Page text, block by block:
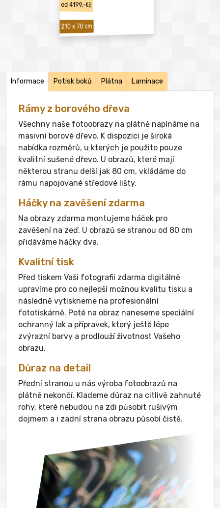
od 4199,-Kč
210 x 70 cm
Informace Potisk boků Plátna Laminace
Rámy z borového dřeva
Všechny naše fotoobrazy na plátně napínáme na
masivní borové dřevo. K dispozici je široká
nabídka rozměrů, u kterých je použito pouze
kvalitní sušené dřevo. U obrazů, které mají
některou stranu delší jak 80 cm, vkládáme do
rámu napojované středové lišty.
Háčky na zavěšení zdarma
Na obrazy zdarma montujeme háček pro
zavěšení na zeď. U obrazů se stranou od 80 cm
přidáváme háčky dva.
Kvalitní tisk
Před tiskem Vaši fotografii zdarma digitálně
upravíme pro co nejlepší možnou kvalitu tisku a
následně vytiskneme na profesionální
fototiskárně. Poté na obraz naneseme speciální
ochranný lak a přípravek, který ještě lépe
zvýrazní barvy a prodlouží životnost Vašeho
obrazu.
Důraz na detail
Přední stranou u nás výroba fotoobrazů na
plátně nekončí. Klademe důraz na citlivě zahnuté
rohy, které nebudou na zdi působit rušivým
dojmem a i zadní strana obrazu působí čistě.